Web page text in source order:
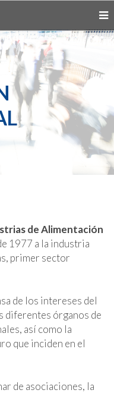
de Alimentación
1977 a la industria
primer sector
de los intereses del
diferentes órganos de
así como la
que inciden en el
de asociaciones, la